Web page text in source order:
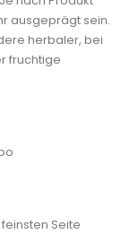
ausgeprägt sein.
herbaler, bei
fruchtige
Seite